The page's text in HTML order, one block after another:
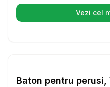
Vezi cel
Baton pentru